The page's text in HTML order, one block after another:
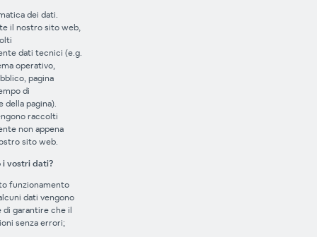
dei dati.
il nostro sito web,
dati tecnici (e.g.
operativo,
pagina
di
della pagina).
raccolti
non appena
sito web.
i vostri dati?
funzionamento
dati vengono
garantire che il
senza errori;